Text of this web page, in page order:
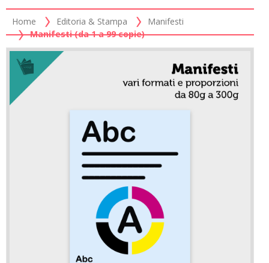
Home Editoria & Stampa
Manifesti
Manifesti (da 1 a 99 copie)